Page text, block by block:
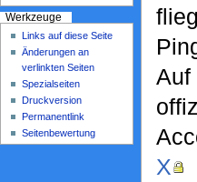
X
Werkzeuge
Links auf diese Seite
Änderungen an
verlinkten Seiten
Spezialseiten
Druckversion
Permanentlink
Seitenbewertung